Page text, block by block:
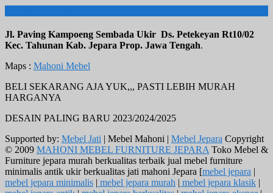
Jl. Paving Kampoeng Sembada Ukir Ds. Petekeyan Rt10/02
Kec. Tahunan Kab. Jepara Prop. Jawa Tengah.
Maps : Mahoni Mebel
BELI SEKARANG AJA YUK,,, PASTI LEBIH MURAH
HARGANYA
DESAIN PALING BARU 2023/2024/2025
Supported by: Mebel Jati | Mebel Mahoni | Mebel Jepara Copyright
© 2009 MAHONI MEBEL FURNITURE JEPARA Toko Mebel &
Furniture jepara murah berkualitas terbaik jual mebel furniture
minimalis antik ukir berkualitas jati mahoni Jepara [mebel jepara |
mebel jepara minimalis | mebel jepara murah | mebel jepara klasik |